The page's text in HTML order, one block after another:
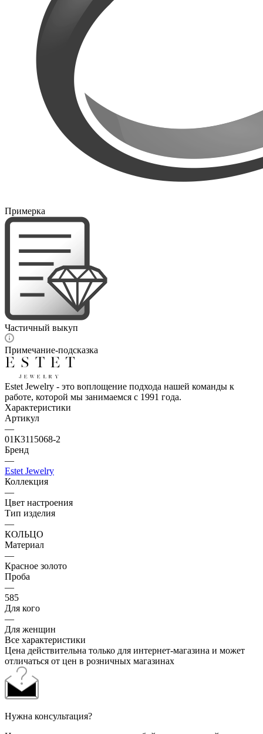
Примерка
Частичный выкуп
Примечание-подсказка
Estet Jewelry - это воплощение подхода нашей команды к
работе, которой мы занимаемся с 1991 года.
Характеристики
Артикул
—
01К3115068-2
Бренд
—
Estet Jewelry
Коллекция
—
Цвет настроения
Тип изделия
—
КОЛЬЦО
Материал
—
Красное золото
Проба
—
585
Для кого
—
Для женщин
Все характеристики
Цена действительна только для интернет-магазина и может
отличаться от цен в розничных магазинах
Нужна консультация?